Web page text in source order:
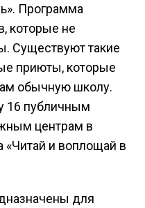
Программа
которые не
Существуют такие
приюты, которые
обычную школу.
16 публичным
центрам в
«Читай и воплощай в
для